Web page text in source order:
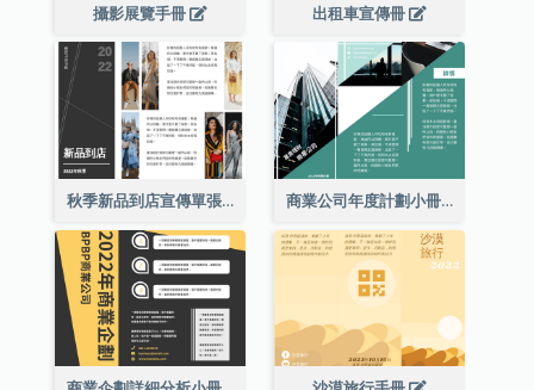
攝影展覽手冊 出租車宣傳冊
秋季新品到店宣傳單張(附圖) 商業公司年度計劃小冊子